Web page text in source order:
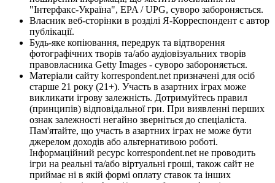
"Інтерфакс-Україна", EPA / UPG, суворо забороняється.
Власник веб-сторінки в розділі Я-Корреспондент є автор
публікації.
Будь-яке копіювання, передрук та відтворення
фотографічних творів та/або аудіовізуальних творів
правовласника Getty Images - суворо забороняється.
Матеріали сайту korrespondent.net призначені для осіб
старше 21 року (21+). Участь в азартних іграх може
викликати ігрову залежність. Дотримуйтесь правил
(принципів) відповідальної гри. При виявленні перших
ознак залежності негайно зверніться до спеціаліста.
Пам'ятайте, що участь в азартних іграх не може бути
джерелом доходів або альтернативою роботі.
Інформаційний ресурс korrespondent.net не проводить
ігри на реальні та/або віртуальні гроші, також сайт не
приймає ні в якій формі оплату ставок та інших